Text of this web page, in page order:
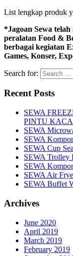
List lengkap produk
*Jagoan Sewa
peralatan Food &
berbagai kegiatan
Games, Konser,
Search for:
Recent Posts
SEWA
PINTU KACA
SEWA
SEWA
SEWA Cup
SEWA Trolley
SEWA
SEWA Air
SEWA Buffet
Archives
June 2020
April 2019
March 2019
February 2019